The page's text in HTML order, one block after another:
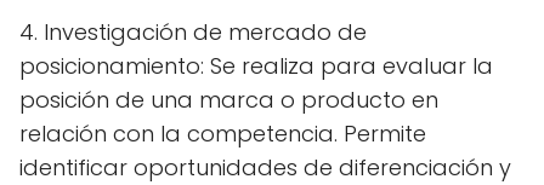
4. Investigación de mercado de
posicionamiento: Se realiza para evaluar la
posición de una marca o producto en
relación con la competencia. Permite
identificar oportunidades de diferenciación y